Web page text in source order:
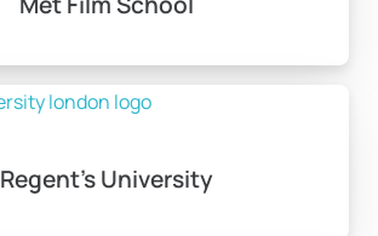
Regent’s University